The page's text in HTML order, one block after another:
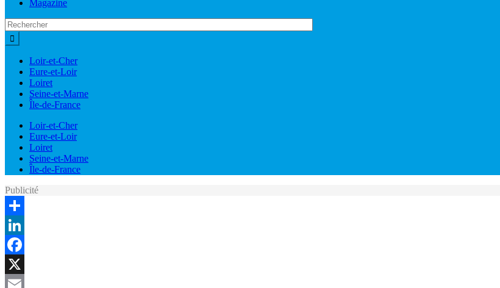
Magazine
Loir-et-Cher
Eure-et-Loir
Loiret
Seine-et-Marne
Île-de-France
Loir-et-Cher
Eure-et-Loir
Loiret
Seine-et-Marne
Île-de-France
Publicité
Share
LinkedIn
Facebook
X